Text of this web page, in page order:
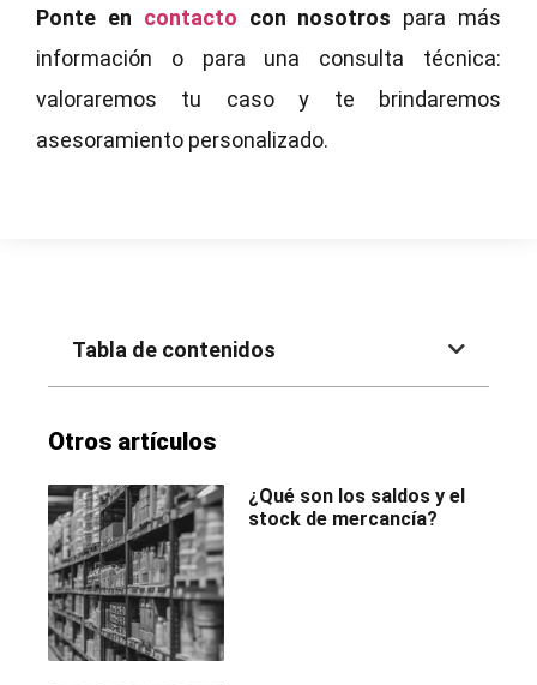
Ponte en contacto con nosotros para más
información o para una consulta técnica:
valoraremos tu caso y te brindaremos
asesoramiento personalizado.
Tabla de contenidos
Otros artículos
¿Qué son los saldos y el
stock de mercancía?